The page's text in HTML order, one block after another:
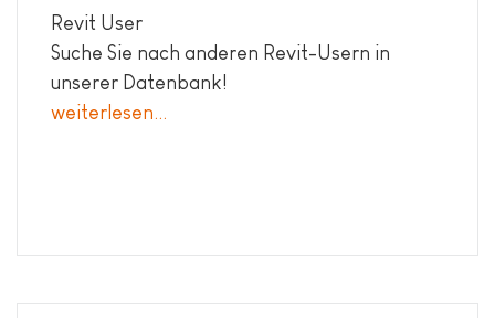
Revit User
Suche Sie nach anderen Revit-Usern in
unserer Datenbank!
weiterlesen...